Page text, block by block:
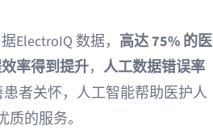
ElectroIQ 数据， 高达 75% 的医
率得到提升， 人工数据错误率
者关怀，人工智能帮助医护人
的服务。